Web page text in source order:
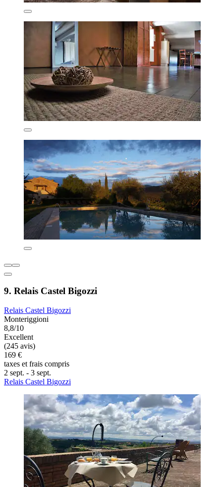
9. Relais Castel Bigozzi
Relais Castel Bigozzi
Monteriggioni
8,8/10
Excellent
(245 avis)
169 €
taxes et frais compris
2 sept. - 3 sept.
Relais Castel Bigozzi